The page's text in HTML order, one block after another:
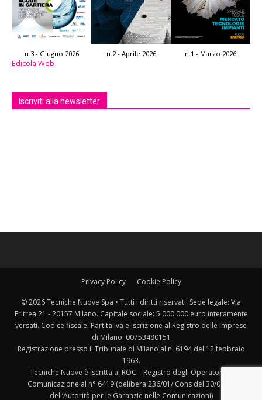
n.3 - Giugno 2026 n.2 - Aprile 2026 n.1 - Marzo 2026
Edicola Web
Iscriviti alla newsletter
Privacy Policy Cookie Policy
© 2026 Tecniche Nuove Spa • Tutti i diritti riservati. Sede legale: Via
Eritrea 21 - 20157 Milano. Capitale sociale: 5.000.000 euro interamente
versati. Codice fiscale, Partita Iva e Iscrizione al Registro delle Imprese
di Milano: 00753480151
Registrazione presso il Tribunale di Milano al n. 6194 del 12 febbraio
1963.
Tecniche Nuove è iscritta al ROC – Registro degli Operatori di
Comunicazione al n° 6419 (delibera 236/01/ Cons del 30/06/01
dell’Autorità per le Garanzie nelle Comunicazioni)